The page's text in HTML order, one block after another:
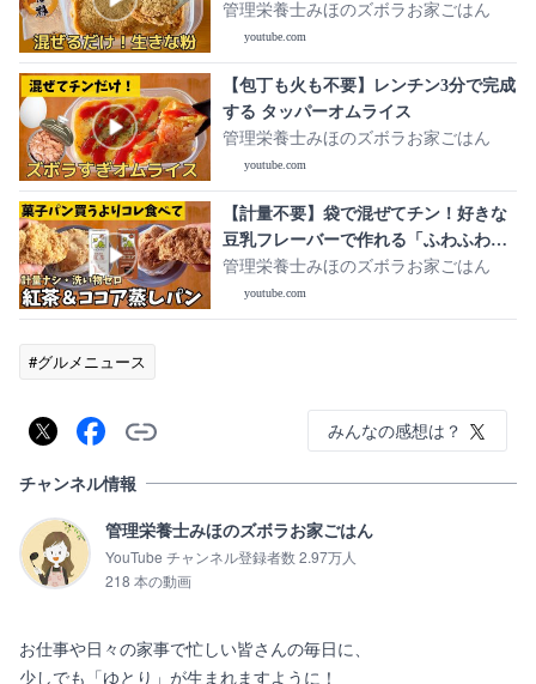
作り方
管理栄養士みほのズボラお家ごはん
youtube.com
【包丁も火も不要】レンチン3分で完成
する タッパーオムライス
管理栄養士みほのズボラお家ごはん
youtube.com
【計量不要】袋で混ぜてチン！好きな
豆乳フレーバーで作れる「ふわふわ豆
乳蒸しパン」紅茶＆ココアバージョン
管理栄養士みほのズボラお家ごはん
youtube.com
#グルメニュース
みんなの感想は？
チャンネル情報
管理栄養士みほのズボラお家ごはん
YouTube チャンネル登録者数 2.97万人
218 本の動画
お仕事や日々の家事で忙しい皆さんの毎日に、
少しでも「ゆとり」が生まれますように！